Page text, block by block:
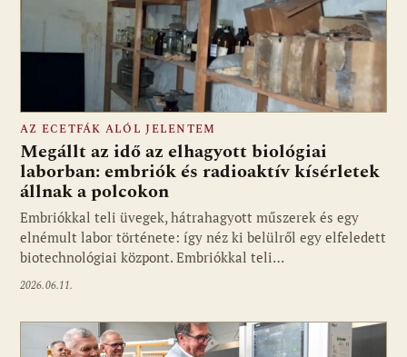
AZ ECETFÁK ALÓL JELENTEM
Megállt az idő az elhagyott biológiai
laborban: embriók és radioaktív kísérletek
állnak a polcokon
Embriókkal teli üvegek, hátrahagyott műszerek és egy
elnémult labor története: így néz ki belülről egy elfeledett
biotechnológiai központ. Embriókkal teli…
2026.06.11.